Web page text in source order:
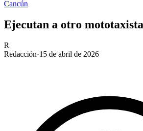
Cancún
Ejecutan a otro
R
Redacción·15 de abril de 2026